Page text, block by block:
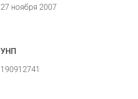
27 ноября 2007
УНП
190912741